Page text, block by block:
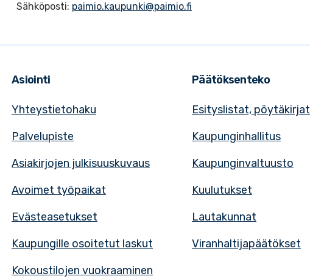
Sähköposti: paimio.kaupunki@paimio.fi
Asiointi
Yhteystietohaku
Palvelupiste
Asiakirjojen julkisuuskuvaus
Avoimet työpaikat
Evästeasetukset
Kaupungille osoitetut laskut
Kokoustilojen vuokraaminen
Päätöksenteko
Esityslistat, pöytäkirjat
Kaupunginhallitus
Kaupunginvaltuusto
Kuulutukset
Lautakunnat
Viranhaltijapäätökset